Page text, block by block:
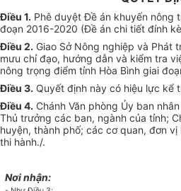
Điều 1. Phê duyệt Đề án khuyến nông
đoạn 2016-2020 (Đề án chi tiết đính
Điều 2. Giao Sở Nông nghiệp và Phát
mưu chỉ đạo, hướng dẫn và kiểm tra
nông trọng điểm tỉnh Hòa Bình giai
Điều 3. Quyết định này có hiệu lực kể
Điều 4. Chánh Văn phòng Ủy ban
Thủ trưởng các ban, ngành của tỉnh;
huyện, thành phố; các cơ quan, đơn
thi hành./.
Nơinhận: